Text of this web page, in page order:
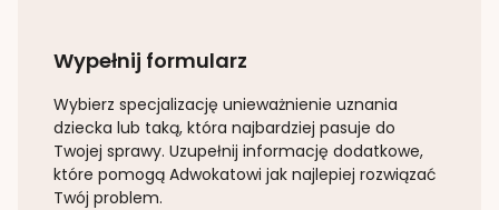
Wypełnij formularz
Wybierz specjalizację unieważnienie uznania
dziecka lub taką, która najbardziej pasuje do
Twojej sprawy. Uzupełnij informację dodatkowe,
które pomogą Adwokatowi jak najlepiej rozwiązać
Twój problem.